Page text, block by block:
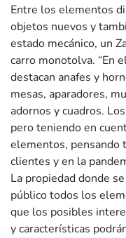
Entre los elementos
objetos nuevos y
estado mecánico, un
carro monotolva. “En
destacan anafes y
mesas, aparadores,
adornos y cuadros.
pero teniendo en
elementos, pensando
clientes y en la
La propiedad donde
público todos los
que los posibles
y características